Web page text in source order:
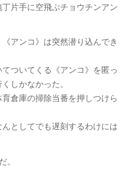
片手に空飛ぶチョウチンアン
アンコ》は突然潜り込んでき
ついてくる《アンコ》を匿っ
しかなかった。
倉庫の掃除当番を押しつけら
としてでも遅刻するわけには
。